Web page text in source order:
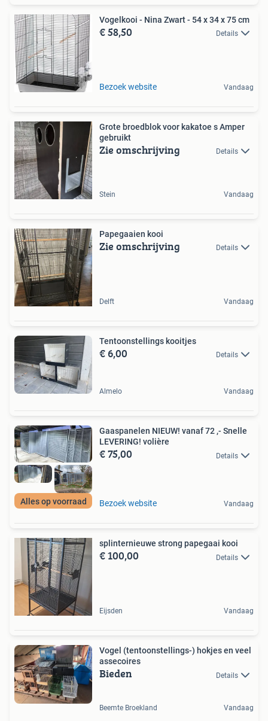
Vogelkooi - Nina Zwart - 54 x 34 x 75 cm
€ 58,50 Details
Bezoek website Vandaag
Grote broedblok voor kakatoe s Amper
gebruikt
Zie omschrijving Details
Stein Vandaag
Papegaaien kooi
Zie omschrijving Details
Delft Vandaag
Tentoonstellings kooitjes
€ 6,00 Details
Almelo Vandaag
Alles op voorraad
Gaaspanelen NIEUW! vanaf 72 ,- Snelle
LEVERING! volière
€ 75,00 Details
Bezoek website Vandaag
splinternieuwe strong papegaai kooi
€ 100,00 Details
Eijsden Vandaag
Vogel (tentoonstellings-) hokjes en veel
assecoires
Bieden Details
Beemte Broekland Vandaag